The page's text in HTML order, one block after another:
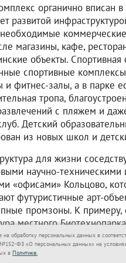
органично вписан
развитой
магазины, кафе,
объекты. Спортивная
спортивные
и фитнес-залы, а в парке
тропа,
с пляжем и
Детский
из новых школ и
для жизни
научно-техническими
«офисами» Кольцово,
футуристичные арт-
промзоны. К примеру,
местного
из главных местных
При этом
обработку персональных данных в
№152-ФЗ «О персональных данных» на
в Политике.